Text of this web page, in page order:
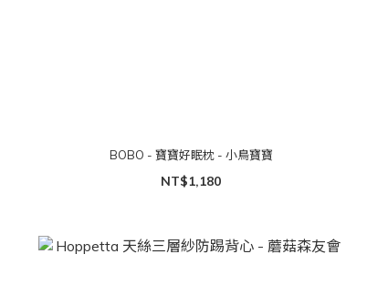
BOBO - 寶寶好眠枕 - 小鳥寶寶
NT$1,180